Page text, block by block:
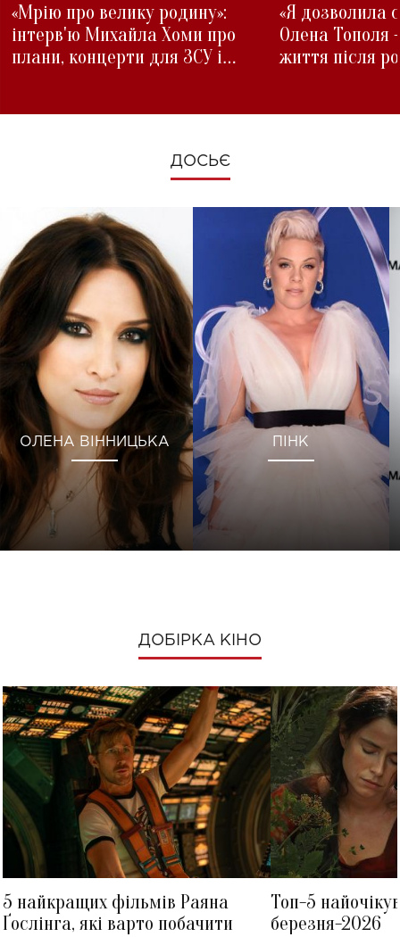
«Мрію про велику родину»:
інтерв'ю Михайла Хоми про
плани, концерти для ЗСУ і
«Я дозволила
Олена Тополя
життя після
ДОСЬЄ
ОЛЕНА ВІННИЦЬКА ПІНК
ДОБІРКА КІНО
5 найкращих фільмів Раяна
Ґослінга, які варто побачити
Топ-5
березня-2026